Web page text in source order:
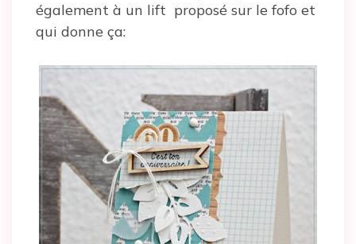
également à un lift proposé sur le fofo et
qui donne ça: